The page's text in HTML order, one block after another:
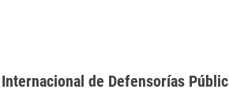
de Defensorías